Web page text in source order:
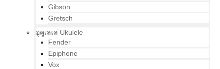
Gibson
Gretsch
อูคูเลเล่ Ukulele
Fender
Epiphone
Vox